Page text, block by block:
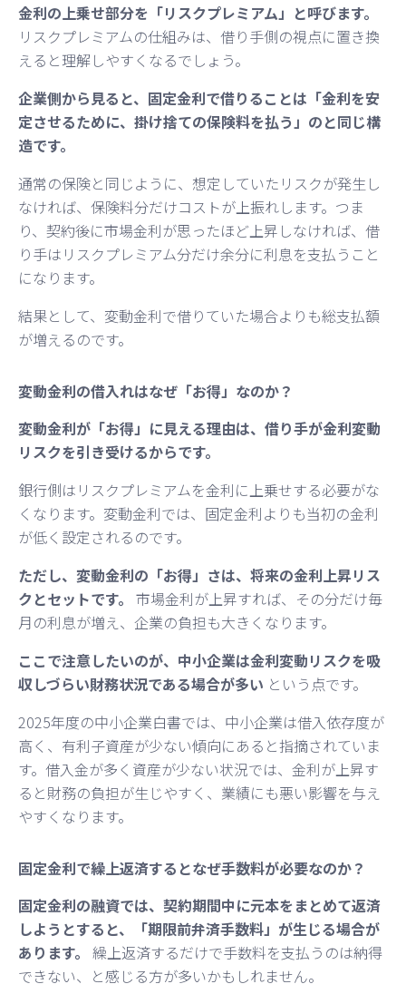
金利の上乗せ部分を「リスクプレミアム」と呼びます。
リスクプレミアムの仕組みは、借り手側の視点に置き換
えると理解しやすくなるでしょう。
企業側から見ると、固定金利で借りることは「金利を安
定させるために、掛け捨ての保険料を払う」のと同じ構
造です。
通常の保険と同じように、想定していたリスクが発生し
なければ、保険料分だけコストが上振れします。つま
り、契約後に市場金利が思ったほど上昇しなければ、借
り手はリスクプレミアム分だけ余分に利息を支払うこと
になります。
結果として、変動金利で借りていた場合よりも総支払額
が増えるのです。
変動金利の借入れはなぜ「お得」なのか？
変動金利が「お得」に見える理由は、借り手が金利変動
リスクを引き受けるからです。
銀行側はリスクプレミアムを金利に上乗せする必要がな
くなります。変動金利では、固定金利よりも当初の金利
が低く設定されるのです。
ただし、変動金利の「お得」さは、将来の金利上昇リス
クとセットです。 市場金利が上昇すれば、その分だけ毎
月の利息が増え、企業の負担も大きくなります。
ここで注意したいのが、中小企業は金利変動リスクを吸
収しづらい財務状況である場合が多い という点です。
2025年度の中小企業白書では、中小企業は借入依存度が
高く、有利子資産が少ない傾向にあると指摘されていま
す。借入金が多く資産が少ない状況では、金利が上昇す
ると財務の負担が生じやすく、業績にも悪い影響を与え
やすくなります。
固定金利で繰上返済するとなぜ手数料が必要なのか？
固定金利の融資では、契約期間中に元本をまとめて返済
しようとすると、「期限前弁済手数料」が生じる場合が
あります。 繰上返済するだけで手数料を支払うのは納得
できない、と感じる方が多いかもしれません。